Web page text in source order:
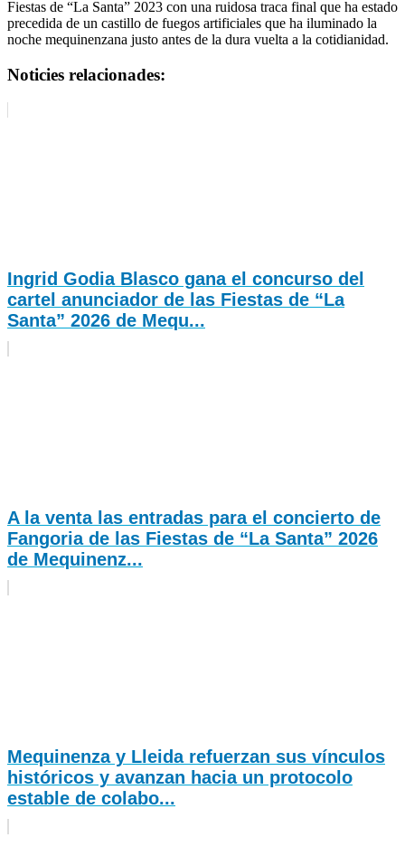
Fiestas de “La Santa” 2023 con una ruidosa traca final que ha estado
precedida de un castillo de fuegos artificiales que ha iluminado la
noche mequinenzana justo antes de la dura vuelta a la cotidianidad.
Noticies relacionades:
Ingrid Godia Blasco gana el concurso del
cartel anunciador de las Fiestas de “La
Santa” 2026 de Mequ...
A la venta las entradas para el concierto de
Fangoria de las Fiestas de “La Santa” 2026
de Mequinenz...
Mequinenza y Lleida refuerzan sus vínculos
históricos y avanzan hacia un protocolo
estable de colabo...